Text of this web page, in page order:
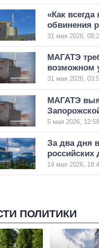
«Как
обвинения
31 мая 2026,
МАГАТЭ
возможном
31 мая 2026,
МАГАТЭ
5 мая 2026, 12:58
За два дня
14 мая 2026,
ПОЛИТИКИ